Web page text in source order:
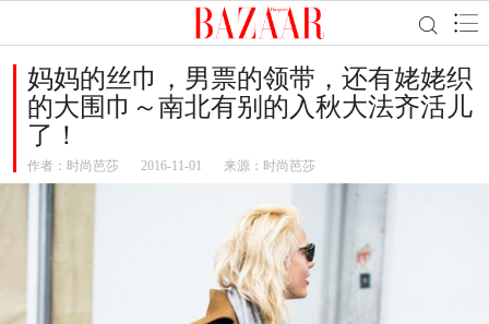
妈妈的丝巾，男票的领带，还有姥姥织
的大围巾～南北有别的入秋大法齐活儿
了！
作者： 时尚芭莎 2016-11-01 来源：时尚芭莎